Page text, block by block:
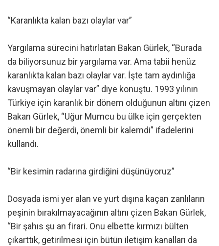
“Karanlıkta kalan bazı olaylar var”
Yargılama sürecini hatırlatan Bakan Gürlek, “Burada
da biliyorsunuz bir yargılama var. Ama tabii henüz
karanlıkta kalan bazı olaylar var. İşte tam aydınlığa
kavuşmayan olaylar var” diye konuştu. 1993 yılının
Türkiye için karanlık bir dönem olduğunun altını çizen
Bakan Gürlek, “Uğur Mumcu bu ülke için gerçekten
önemli bir değerdi, önemli bir kalemdi” ifadelerini
kullandı.
“Bir kesimin radarına girdiğini düşünüyoruz”
Dosyada ismi yer alan ve yurt dışına kaçan zanlıların
peşinin bırakılmayacağının altını çizen Bakan Gürlek,
“Bir şahıs şu an firari. Onu elbette kırmızı bülten
çıkarttık, getirilmesi için bütün iletişim kanalları da